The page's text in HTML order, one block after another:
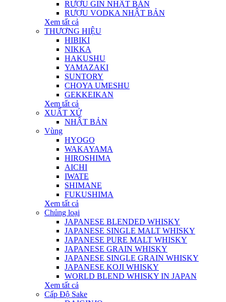
RƯỢU GIN NHẬT BẢN
RƯỢU VODKA NHẬT BẢN
Xem tất cả
THƯƠNG HIỆU
HIBIKI
NIKKA
HAKUSHU
YAMAZAKI
SUNTORY
CHOYA UMESHU
GEKKEIKAN
Xem tất cả
XUẤT XỨ
NHẬT BẢN
Vùng
HYOGO
WAKAYAMA
HIROSHIMA
AICHI
IWATE
SHIMANE
FUKUSHIMA
Xem tất cả
Chủng loại
JAPANESE BLENDED WHISKY
JAPANESE SINGLE MALT WHISKY
JAPANESE PURE MALT WHISKY
JAPANESE GRAIN WHISKY
JAPANESE SINGLE GRAIN WHISKY
JAPANESE KOJI WHISKY
WORLD BLEND WHISKY IN JAPAN
Xem tất cả
Cấp Độ Sake